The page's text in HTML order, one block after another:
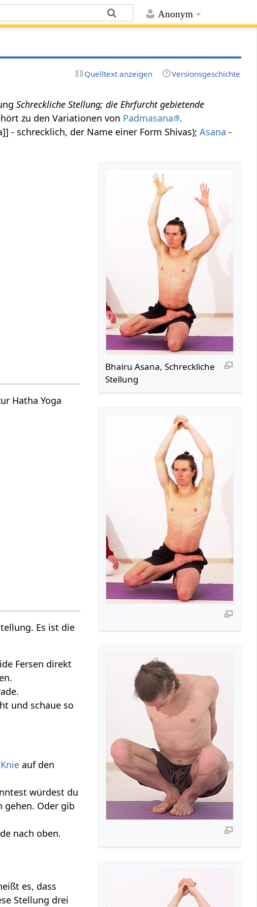
Anonym
Quelltext anzeigen Versionsgeschichte
Schreckliche Stellung; die Ehrfurcht gebietende
zu den Variationen von Padmasana
.
- schrecklich, der Name einer Form Shivas);Asana -
Bhairu Asana, Schreckliche
Stellung
Hatha Yoga
Es ist die
Fersen direkt
und schaue so
Knie auf den
würdest du
gehen. Oder gib
nach oben.
es, dass
Stellung drei